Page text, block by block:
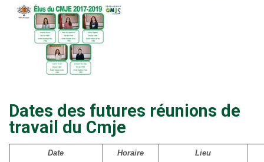
Dates des futures réunions de
travail du Cmje
Date Horaire Lieu